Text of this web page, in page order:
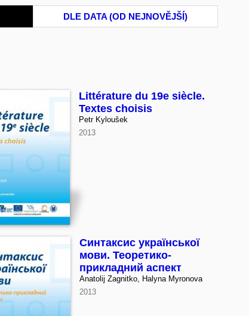
DLE DATA (OD NEJNOVĚJŠÍ)
Littérature du 19e siècle.
Textes choisis
Petr Kyloušek
2013
Синтаксис української
мови. Теоретико-
прикладний аспект
Anatolij Zagnitko, Halyna Myronova
2013